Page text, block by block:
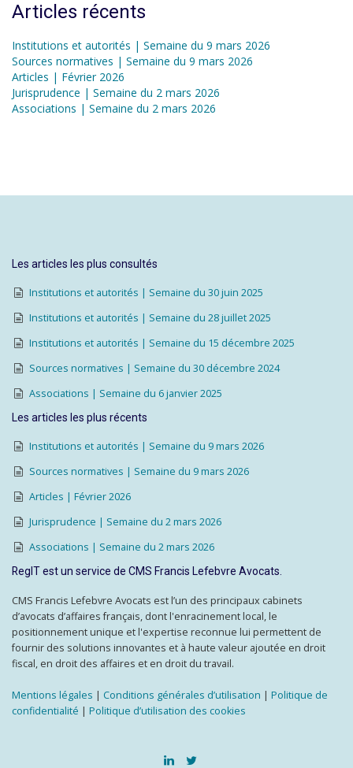
Articles récents
Institutions et autorités | Semaine du 9 mars 2026
Sources normatives | Semaine du 9 mars 2026
Articles | Février 2026
Jurisprudence | Semaine du 2 mars 2026
Associations | Semaine du 2 mars 2026
Les articles les plus consultés
Institutions et autorités | Semaine du 30 juin 2025
Institutions et autorités | Semaine du 28 juillet 2025
Institutions et autorités | Semaine du 15 décembre 2025
Sources normatives | Semaine du 30 décembre 2024
Associations | Semaine du 6 janvier 2025
Les articles les plus récents
Institutions et autorités | Semaine du 9 mars 2026
Sources normatives | Semaine du 9 mars 2026
Articles | Février 2026
Jurisprudence | Semaine du 2 mars 2026
Associations | Semaine du 2 mars 2026
RegIT est un service de CMS Francis Lefebvre Avocats.
CMS Francis Lefebvre Avocats est l’un des principaux cabinets
d’avocats d’affaires français, dont l'enracinement local, le
positionnement unique et l'expertise reconnue lui permettent de
fournir des solutions innovantes et à haute valeur ajoutée en droit
fiscal, en droit des affaires et en droit du travail.
Mentions légales | Conditions générales d’utilisation | Politique de
confidentialité | Politique d’utilisation des cookies